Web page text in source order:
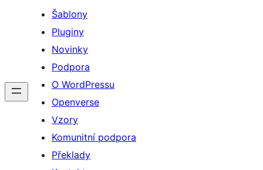
Šablony
Pluginy
Novinky
Podpora
O WordPressu
Openverse
Vzory
Komunitní podpora
Překlady